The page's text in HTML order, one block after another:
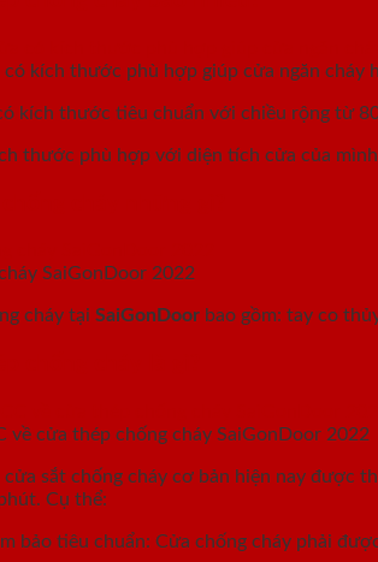
có kích thước phù hợp giúp cửa ngăn cháy
kích thước tiêu chuẩn với chiều rộng từ
thước phù hợp với diện tích cửa của
SaiGonDoor 2022
cháy tại SaiGonDoor bao gồm: tay co
về cửa thép chống cháy SaiGonDoor 2022
sắt chống cháy cơ bản hiện nay được
Cụ thể:
bảo tiêu chuẩn: Cửa chống cháy phải